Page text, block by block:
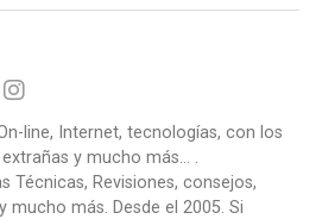
line, Internet, tecnologías, con los
y mucho más... .
Técnicas, Revisiones, consejos,
más. Desde el 2005. Si